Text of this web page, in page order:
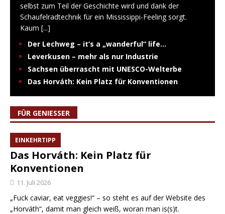
selbst zum Teil der Geschichte wird und dank der
Schaufelradtechnik für ein Mississippi-Feeling sorgt.
Kaum [...]
Der Lechweg – it’s a „wanderful“ life…
Leverkusen – mehr als nur Industrie
Sachsen überrascht mit UNESCO-Welterbe
Das Horváth: Kein Platz für Konventionen
FÜR GENIESSER
EINKEHRTIPP
Das Horváth: Kein Platz für
Konventionen
11. Juli 2026
„Fuck caviar, eat veggies!“ – so steht es auf der Website des
„Horváth“, damit man gleich weiß, woran man is(s)t.